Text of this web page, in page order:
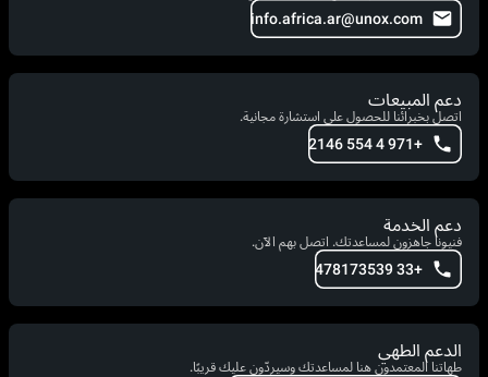
info.africa.ar@unox.com
دعم المبيعات
اتصل بخبرائنا للحصول على استشارة مجانية.
+971 4 554 2146
دعم الخدمة
فنيونا جاهزون لمساعدتك. اتصل بهم الآن.
+33 478173539
الدعم الطهي
طهاتنا المعتمدون هنا لمساعدتك وسيردّون عليك قريبًا.